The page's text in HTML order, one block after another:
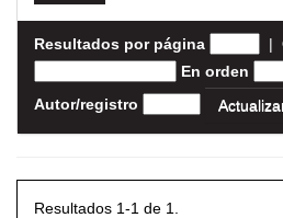
Resultados por página |
En orden
Autor/registro
Resultados 1-1 de 1.